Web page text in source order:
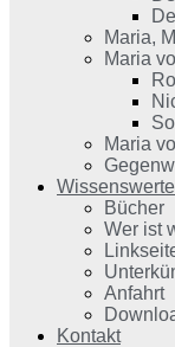
Maria,
Maria
Maria
Bücher
Wer ist
Anfahrt
Kontakt